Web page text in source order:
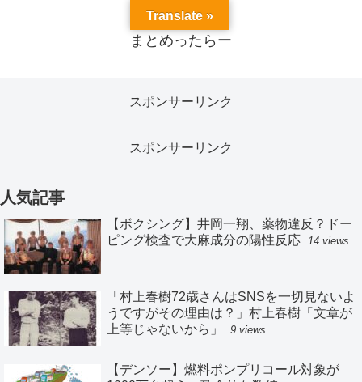
まとめったらー
スポンサーリンク
スポンサーリンク
人気記事
【ボクシング】井岡一翔、薬物違反？ドー
ピング検査で大麻成分の陽性反応
14 views
「村上春樹72歳さんはSNSを一切見ないよ
うですがその理由は？」村上春樹「文章が
上等じゃないから」
9 views
【デンソー】燃料ポンプリコール対象が
Translate »